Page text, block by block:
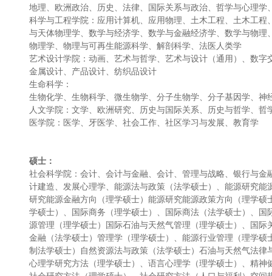
地理、欧洲政治、历史、法律、国际关系与政治、哲学与心理学
科学与工程学院：应用计算机、应用物理、土木工程、土木工
与天体物理学、数学与经济学、数学与金融经济学、数学与物
物理学、物理与可再生能源科学、解剖科学、法医人类学
艺术设计学院：动画、艺术与哲学、艺术与设计（通用）、数
金属设计、产品设计、纺织品设计
生命科学：
生物化学、生物科学、微生物学、分子生物学、分子基因学、神
人文学院：文学、欧洲研究、历史与国际关系、历史与哲学、
医学院：医学、牙医学、社会工作、社区学习与发展、教育学
硕士：
社会科学院：会计、会计与金融、会计、管理与战略、银行与
计建造、发展心理学、能源法与政策（法学硕士）、能源研究
研究能源金融方向（理学硕士）能源研究能源政策方向（理学
学硕士）、国际商务（理学硕士）、国际商法（法学硕士）、
源管理（理学硕士）国际石油与天然气管理（理学硕士）、国
金融（法学硕士）管理学（理学硕士）、能源行业管理（理学
制法学硕士）自然资源法与政策（法学硕士）石油与天然气法
心理学研究方法（理学硕士）、语言心理学（理学硕士）、精神